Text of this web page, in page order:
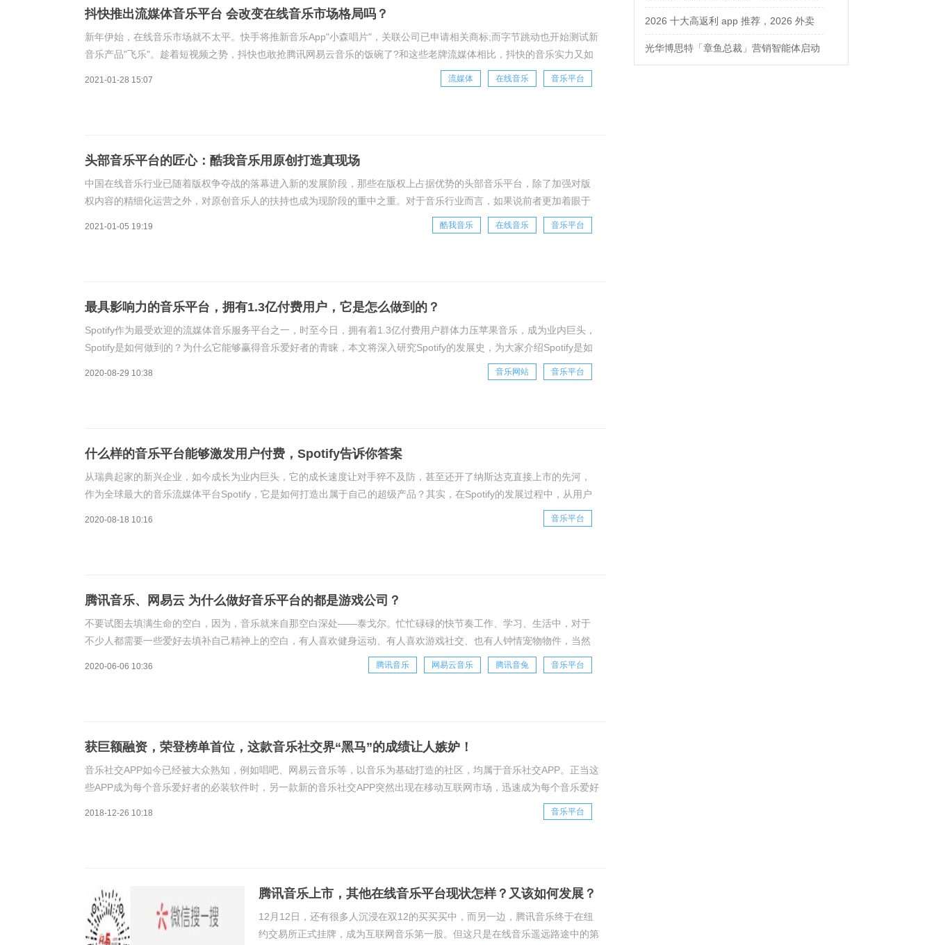
抖快推出流媒体音乐平台 会改变在线音乐市场格局吗？
新年伊始，在线音乐市场就不太平。快手将推新音乐App"小森唱片"，关联公司已申请相关商标;而字节跳动也开始测试新
音乐产品"飞乐"。趁着短视频之势，抖快也敢抢腾讯网易云音乐的饭碗了?和这些老牌流媒体相比，抖快的音乐实力又如
何呢?抖音快手内测新的音乐产品，剑指音乐流媒体短视频行业如今正是风头无两，平台流
2021-01-28 15:07 流媒体 在线音乐 音乐平台
头部音乐平台的匠心：酷我音乐用原创打造真现场
中国在线音乐行业已随着版权争夺战的落幕进入新的发展阶段，那些在版权上占据优势的头部音乐平台，除了加强对版
权内容的精细化运营之外，对原创音乐人的扶持也成为现阶段的重中之重。对于音乐行业而言，如果说前者更加着眼于
当下，那么后者则决定着未来。当我们把目光投向音乐行业未来的同时，不应该忘记音乐更为原始、本真
2021-01-05 19:19 酷我音乐 在线音乐 音乐平台
最具影响力的音乐平台，拥有1.3亿付费用户，它是怎么做到的？
Spotify作为最受欢迎的流媒体音乐服务平台之一，时至今日，拥有着1.3亿付费用户群体力压苹果音乐，成为业内巨头，
Spotify是如何做到的？为什么它能够赢得音乐爱好者的青睐，本文将深入研究Spotify的发展史，为大家介绍Spotify是如
2020-08-29 10:38 音乐网站 音乐平台
什么样的音乐平台能够激发用户付费，Spotify告诉你答案
从瑞典起家的新兴企业，如今成长为业内巨头，它的成长速度让对手猝不及防，甚至还开了纳斯达克直接上市的先河，
作为全球最大的音乐流媒体平台Spotify，它是如何打造出属于自己的超级产品？其实，在Spotify的发展过程中，从用户
2020-08-18 10:16 音乐平台
腾讯音乐、网易云 为什么做好音乐平台的都是游戏公司？
不要试图去填满生命的空白，因为，音乐就来自那空白深处——泰戈尔。忙忙碌碌的快节奏工作、学习、生活中，对于
不少人都需要一些爱好去填补自己精神上的空白，有人喜欢健身运动、有人喜欢游戏社交、也有人钟情宠物物件，当然
也有人喜欢听音乐。听音乐可以说是如今比较普遍的一种休闲方式，根据艾瑞咨询发布的《2019-2
2020-06-06 10:36 腾讯音乐 网易云音乐 腾讯音兔 音乐平台
获巨额融资，荣登榜单首位，这款音乐社交界“黑马”的成绩让人嫉妒！
音乐社交APP如今已经被大众熟知，例如唱吧、网易云音乐等，以音乐为基础打造的社区，均属于音乐社交APP。正当这
些APP成为每个音乐爱好者的必装软件时，另一款新的音乐社交APP突然出现在移动互联网市场，迅速成为每个音乐爱好
2018-12-26 10:18 音乐平台
腾讯音乐上市，其他在线音乐平台现状怎样？又该如何发展？
12月12日，还有很多人沉浸在双12的买买买中，而另一边，腾讯音乐终于在纽
约交易所正式挂牌，成为互联网音乐第一股。但这只是在线音乐遥远路途中的第
业、协作、具身三箭齐发
2026 十大高返利 app 推荐，2026 外卖
优惠券在哪领？网购平价神器测评
光华博思特「章鱼总裁」营销智能体启动